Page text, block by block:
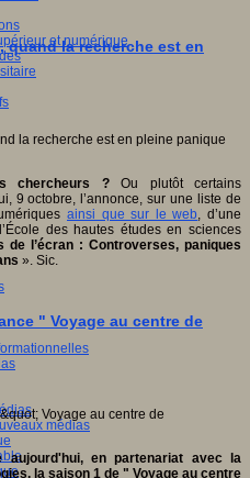
et numérique
médias
quand la recherche est en
chercheurs ?Ou plutôt certains
9 octobre, l’annonce, sur une liste de
ainsi que sur le web, d’une
des hautes études en sciences
de l’écran : Controverses, paniques
». Sic.
" Voyage au centre de
aujourd'hui, en partenariat avec la
la saison 1 de " Voyage au centre